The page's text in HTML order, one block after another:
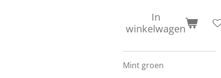
In
winkelwagen
Mint groen